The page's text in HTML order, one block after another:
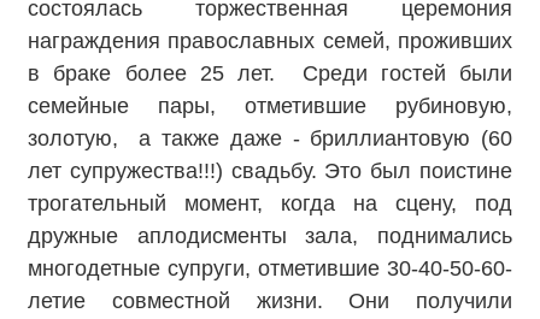
состоялась торжественная церемония
награждения православных семей, проживших
в браке более 25 лет. Среди гостей были
семейные пары, отметившие рубиновую,
золотую, а также даже - бриллиантовую (60
лет супружества!!!) свадьбу. Это был поистине
трогательный момент, когда на сцену, под
дружные аплодисменты зала, поднимались
многодетные супруги, отметившие 30-40-50-60-
летие совместной жизни. Они получили